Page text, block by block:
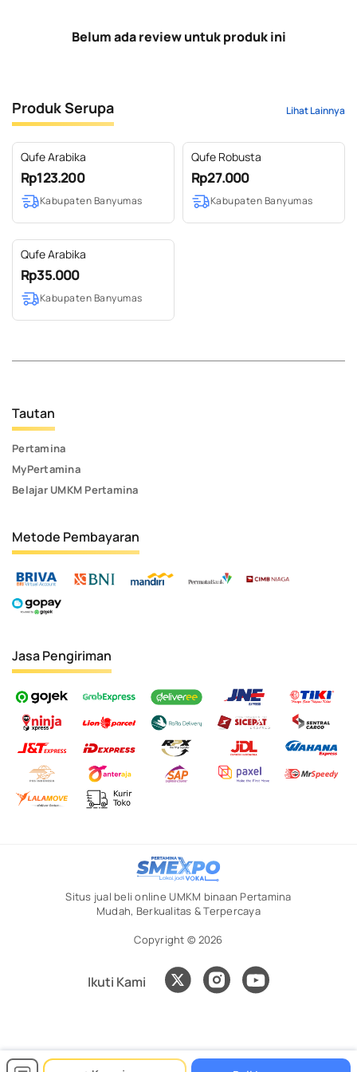
Belum ada review untuk produk ini
Produk Serupa Lihat Lainnya
Qufe Arabika
Rp123.200
Kabupaten Banyumas
Qufe Robusta
Rp27.000
Kabupaten Banyumas
Qufe Arabika
Rp35.000
Kabupaten Banyumas
Tautan
Pertamina
MyPertamina
Belajar UMKM Pertamina
Metode Pembayaran
Jasa Pengiriman
Situs jual beli online UMKM binaan Pertamina
Mudah, Berkualitas & Terpercaya
Copyright © 2026
Ikuti Kami